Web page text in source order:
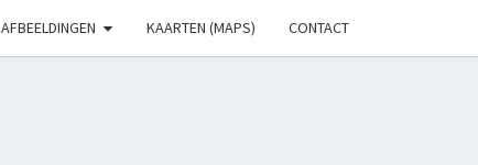
AFBEELDINGEN KAARTEN (MAPS) CONTACT